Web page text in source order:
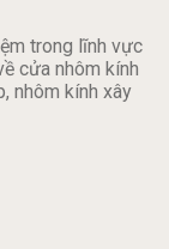
trong lĩnh vực
cửa nhôm kính
nhôm kính xây